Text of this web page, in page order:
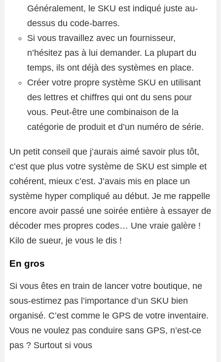
Généralement, le SKU est indiqué juste au-
dessus du code-barres.
Si vous travaillez avec un fournisseur,
n’hésitez pas à lui demander. La plupart du
temps, ils ont déjà des systèmes en place.
Créer votre propre système SKU en utilisant
des lettres et chiffres qui ont du sens pour
vous. Peut-être une combinaison de la
catégorie de produit et d’un numéro de série.
Un petit conseil que j’aurais aimé savoir plus tôt,
c’est que plus votre système de SKU est simple et
cohérent, mieux c’est. J’avais mis en place un
système hyper compliqué au début. Je me rappelle
encore avoir passé une soirée entière à essayer de
décoder mes propres codes… Une vraie galère !
Kilo de sueur, je vous le dis !
En gros
Si vous êtes en train de lancer votre boutique, ne
sous-estimez pas l’importance d’un SKU bien
organisé. C’est comme le GPS de votre inventaire.
Vous ne voulez pas conduire sans GPS, n’est-ce
pas ? Surtout si vous